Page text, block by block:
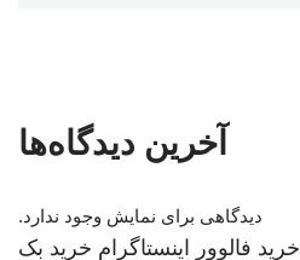
آخرین دیدگاه‌ها
دیدگاهی برای نمایش وجود ندارد.
خرید فالوور اینستاگرام خرید بک